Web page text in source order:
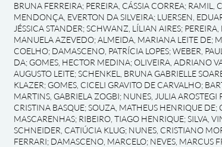
BRUNA FERREIRA; PEREIRA, CÁSSIA CORREA; RAMIL,
MENDONÇA, EVERTON DA SILVEIRA; LUERSEN,
JÉSSICA STANDER;SCHWANZ, LÍLIAN AIRES; PEREIRA,
MANUELA AZEVEDO;ALMEIDA, MARIANA LEITE DE;
COELHO; DAMASCENO, PATRÍCIA LOPES;WEBER,
DA; GOMES, HECTOR MEDINA;OLIVEIRA, ADRIANO
AUGUSTO LEITE;SCHENKEL, BRUNA GABRIELLE
KLAZER; GOMES, CICELI GRAVITO DE CARVALHO;
MARTINS, GABRIELA ZOGBI; NUNES, JULIA AROSTEGI
CRISTINA BASQUE;SOUZA, MATHEUS HENRIQUE DE;
MASCARENHAS; RIBEIRO, TIAGO HENRIQUE;SILVA,
SCHNEIDER, CATIÚCIA KLUG; NUNES, CRISTIANO
FERRARI; DAMASCENO, MARCELO; NEVES, MARCUS